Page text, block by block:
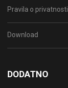
Pravila o privatnosti
Download
DODATNO